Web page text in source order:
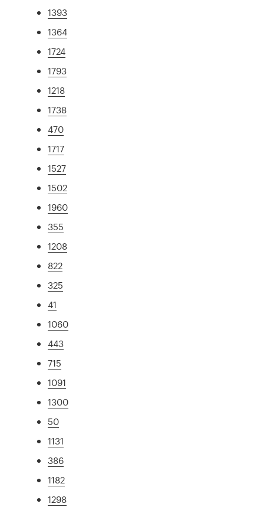
1393
1364
1724
1793
1218
1738
470
1717
1527
1502
1960
355
1208
822
325
41
1060
443
715
1091
1300
50
1131
386
1182
1298